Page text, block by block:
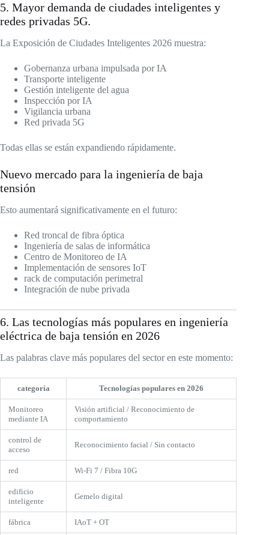
5. Mayor demanda de ciudades inteligentes y
redes privadas 5G.
La Exposición de Ciudades Inteligentes 2026 muestra:
Gobernanza urbana impulsada por IA
Transporte inteligente
Gestión inteligente del agua
Inspección por IA
Vigilancia urbana
Red privada 5G
Todas ellas se están expandiendo rápidamente.
Nuevo mercado para la ingeniería de baja
tensión
Esto aumentará significativamente en el futuro:
Red troncal de fibra óptica
Ingeniería de salas de informática
Centro de Monitoreo de IA
Implementación de sensores IoT
rack de computación perimetral
Integración de nube privada
6. Las tecnologías más populares en ingeniería
eléctrica de baja tensión en 2026
Las palabras clave más populares del sector en este momento:
categoría Tecnologías populares en 2026
Monitoreo
mediante IA
Visión artificial / Reconocimiento de
comportamiento
control de
acceso
Reconocimiento facial / Sin contacto
red Wi-Fi 7 / Fibra 10G
edificio
inteligente
Gemelo digital
fábrica IAoT + OT